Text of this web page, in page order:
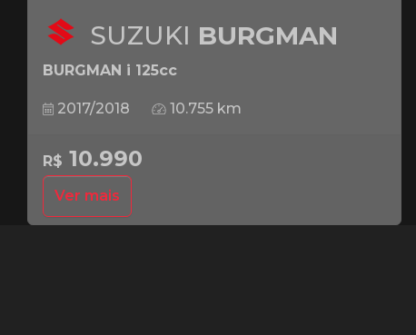
SUZUKI BURGMAN
BURGMAN i 125cc
2017/2018 10.755 km
R$ 10.990
Ver mais